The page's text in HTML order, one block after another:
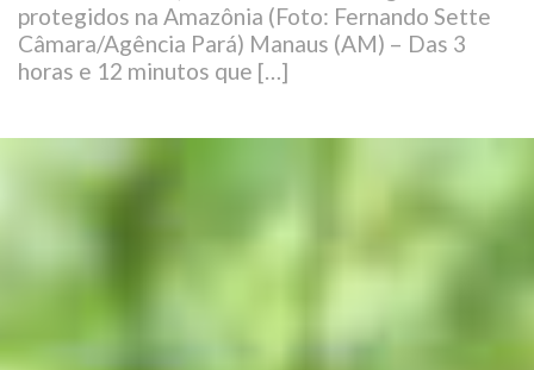
protegidos na Amazônia (Foto: Fernando Sette
Câmara/Agência Pará) Manaus (AM) – Das 3
horas e 12 minutos que […]